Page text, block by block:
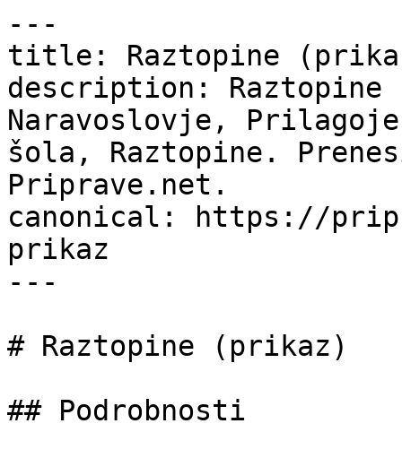
---
title: Raztopine
description:
Naravoslovje,
šola, Raztopine.
Priprave.net.
canonical: https://
prikaz
---
# Raztopine (prikaz)
## Podrobnosti